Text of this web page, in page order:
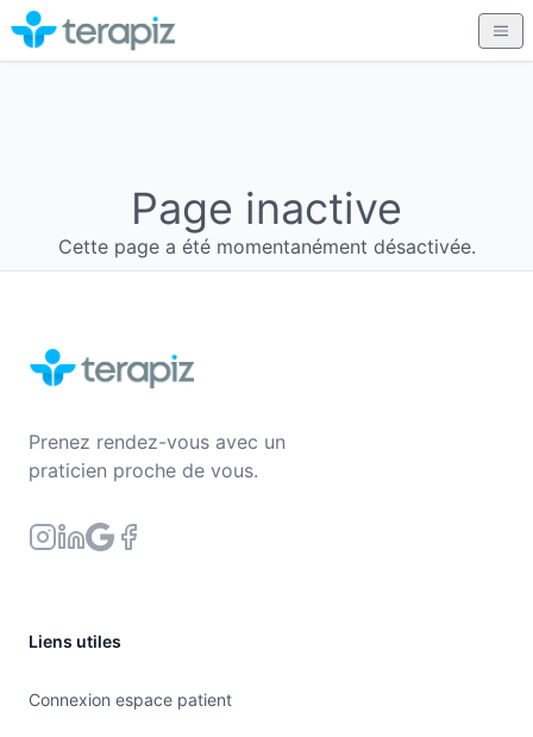
Page inactive
Cette page a été momentanément désactivée.
Prenez rendez-vous avec un
praticien proche de vous.
Liens utiles
Connexion espace patient